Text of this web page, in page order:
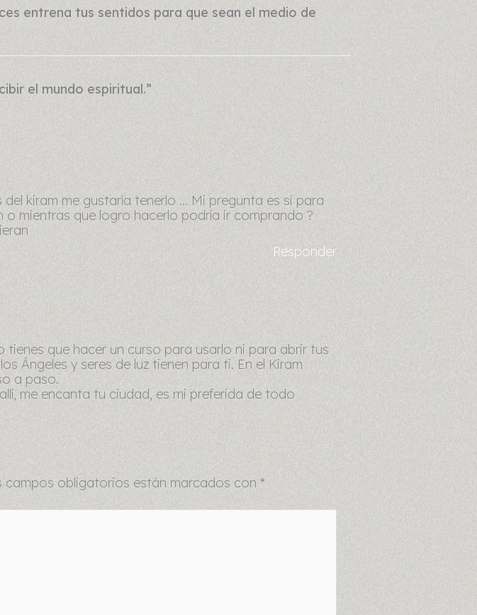
entrena tus sentidos para que sean el medio de
el mundo espiritual.”
kiram me gustaría tenerlo … Mi pregunta es si para
mientras que logro hacerlo podría ir comprando ?
Responder
tienes que hacer un curso para usarlo ni para abrir tus
Ángeles y seres de luz tienen para ti. En el Kiram
a paso.
me encanta tu ciudad, es mi preferida de todo
campos obligatorios están marcados con *